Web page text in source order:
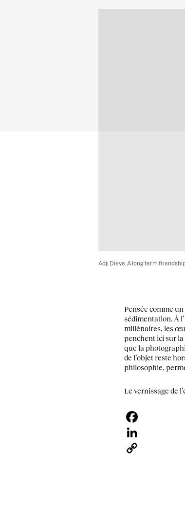
Adji Dieye, A long term
Pensée comme
sédimentation. À
millénaires, les
penchent ici sur
que la
de l’objet reste
philosophie,
Le vernissage de
Facebook
LinkedIn